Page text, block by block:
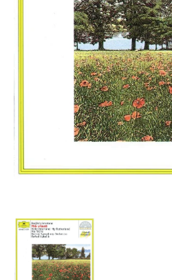
在
相
簿
中
開
啟
張